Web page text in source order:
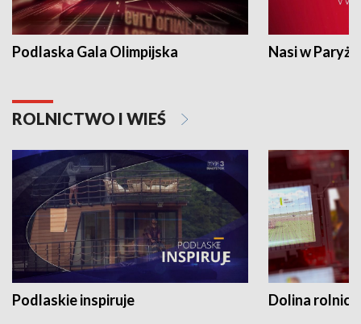
Podlaska Gala Olimpijska Nasi w Paryżu
ROLNICTWO I WIEŚ
Podlaskie inspiruje Dolina